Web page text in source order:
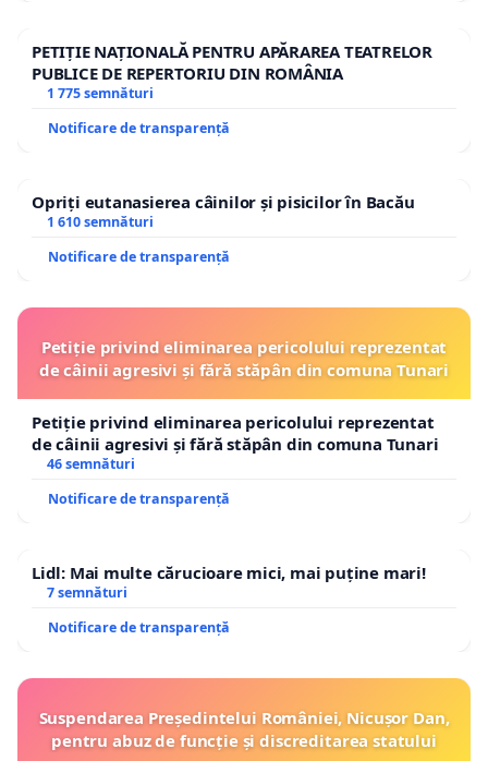
PETIȚIE NAȚIONALĂ PENTRU APĂRAREA TEATRELOR
PUBLICE DE REPERTORIU DIN ROMÂNIA
1 775 semnături
Notificare de transparență
Opriți eutanasierea câinilor și pisicilor în Bacău
1 610 semnături
Notificare de transparență
Petiție privind eliminarea pericolului reprezentat
de câinii agresivi și fără stăpân din comuna Tunari
Petiție privind eliminarea pericolului reprezentat
de câinii agresivi și fără stăpân din comuna Tunari
46 semnături
Notificare de transparență
Lidl: Mai multe cărucioare mici, mai puține mari!
7 semnături
Notificare de transparență
Suspendarea Președintelui României, Nicușor Dan,
pentru abuz de funcție și discreditarea statului